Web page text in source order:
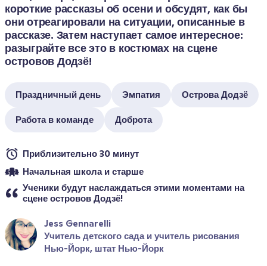
короткие рассказы об осени и обсудят, как бы
они отреагировали на ситуации, описанные в
рассказе. Затем наступает самое интересное:
разыграйте все это в костюмах на сцене
островов Додзё!
Праздничный день Эмпатия Острова Додзё
Работа в команде Доброта
Приблизительно 30 минут
Начальная школа и старше
Ученики будут наслаждаться этими моментами на
сцене островов Додзё!
Jess Gennarelli
Учитель детского сада и учитель рисования
Нью-Йорк, штат Нью-Йорк